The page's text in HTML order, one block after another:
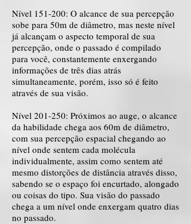
Nível 151-200: O alcance de sua percepção
sobe para 50m de diâmetro, mas neste nível
já alcançam o aspecto temporal de sua
percepção, onde o passado é compilado
para você, constantemente enxergando
informações de três dias atrás
simultaneamente, porém, isso só é feito
através de sua visão.
Nível 201-250: Próximos ao auge, o alcance
da habilidade chega aos 60m de diâmetro,
com sua percepção espacial chegando ao
nível onde sentem cada molécula
individualmente, assim como sentem até
mesmo distorções de distância através disso,
sabendo se o espaço foi encurtado, alongado
ou coisas do tipo. Sua visão do passado
chega a um nível onde enxergam quatro dias
no passado.